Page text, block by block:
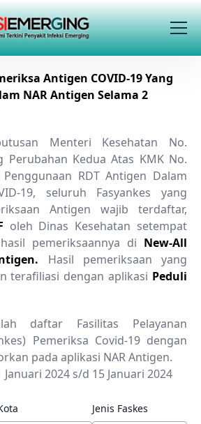
Antigen COVID-19 Yang
NAR Antigen Selama 2
Menteri Kesehatan No.
Perubahan Kedua Atas KMK No.
RDT Antigen Dalam
19, seluruh Fasyankes yang
Antigen wajib terdaftar,
oleh Dinas Kesehatan setempat
pemeriksaannya di New-All
Hasil pemeriksaan yang
terafiliasi dengan aplikasi Peduli
daftar Fasilitas Pelayanan
Pemeriksa Covid-19 dengan
pada aplikasi NAR Antigen.
2024 s/d 15 Januari 2024
Jenis Faskes